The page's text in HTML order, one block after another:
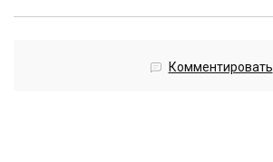
Комментировать